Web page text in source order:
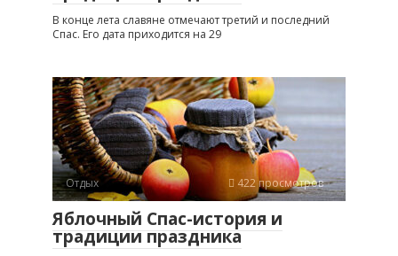
В конце лета славяне отмечают третий и последний
Спас. Его дата приходится на 29
Отдых 422 просмотров
Яблочный Спас-история и
традиции праздника